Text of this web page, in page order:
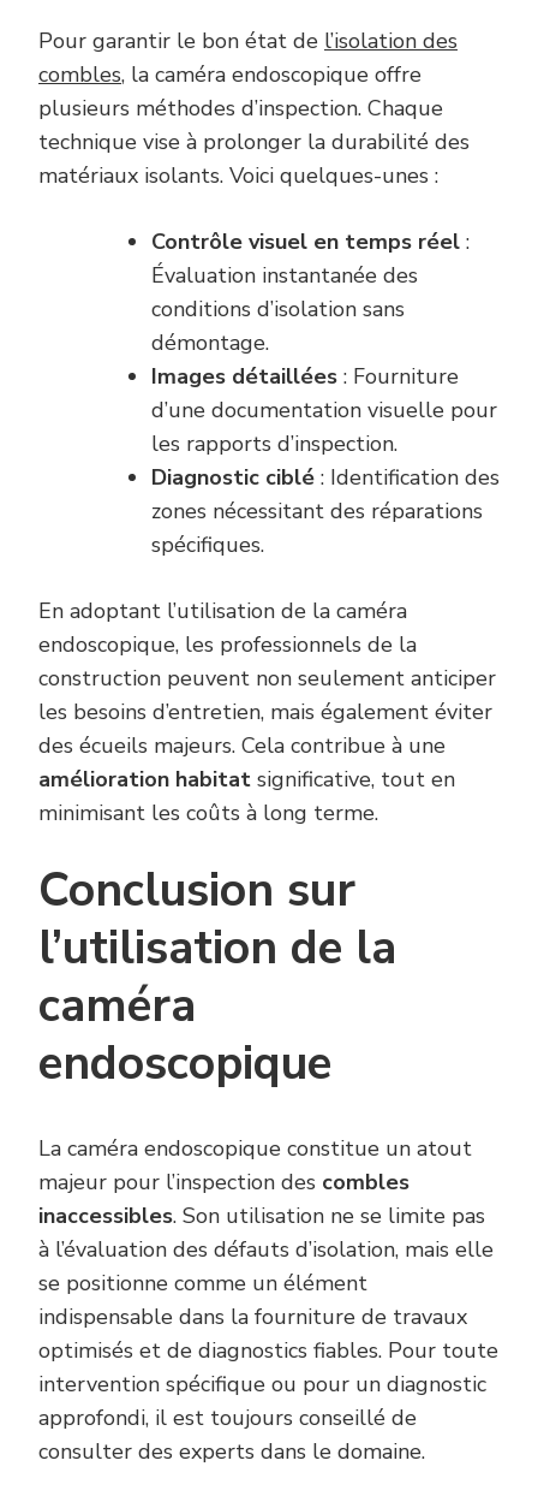
Pour garantir le bon état de l’isolation des
combles, la caméra endoscopique offre
plusieurs méthodes d’inspection. Chaque
technique vise à prolonger la durabilité des
matériaux isolants. Voici quelques-unes :
Contrôle visuel en temps réel :
Évaluation instantanée des
conditions d’isolation sans
démontage.
Images détaillées : Fourniture
d’une documentation visuelle pour
les rapports d’inspection.
Diagnostic ciblé : Identification des
zones nécessitant des réparations
spécifiques.
En adoptant l’utilisation de la caméra
endoscopique, les professionnels de la
construction peuvent non seulement anticiper
les besoins d’entretien, mais également éviter
des écueils majeurs. Cela contribue à une
amélioration habitat significative, tout en
minimisant les coûts à long terme.
Conclusion sur
l’utilisation de la
caméra
endoscopique
La caméra endoscopique constitue un atout
majeur pour l’inspection des combles
inaccessibles. Son utilisation ne se limite pas
à l’évaluation des défauts d’isolation, mais elle
se positionne comme un élément
indispensable dans la fourniture de travaux
optimisés et de diagnostics fiables. Pour toute
intervention spécifique ou pour un diagnostic
approfondi, il est toujours conseillé de
consulter des experts dans le domaine.